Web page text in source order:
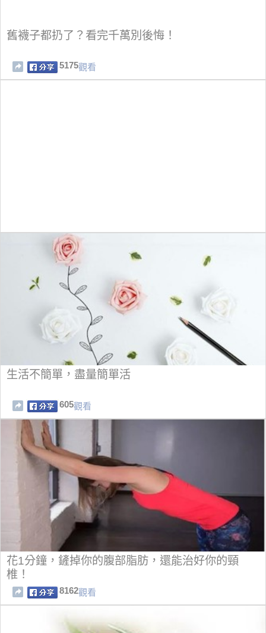
舊襪子都扔了？看完千萬別後悔！
5175觀看
生活不簡單，盡量簡單活
605觀看
花1分鐘，鏟掉你的腹部脂肪，還能治好你的頸
椎！
8162觀看